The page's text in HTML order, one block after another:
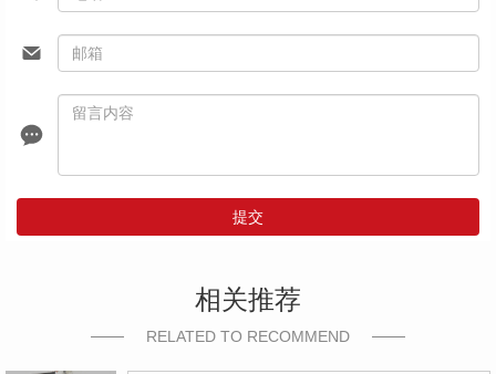
提交
相关推荐
RELATED TO RECOMMEND